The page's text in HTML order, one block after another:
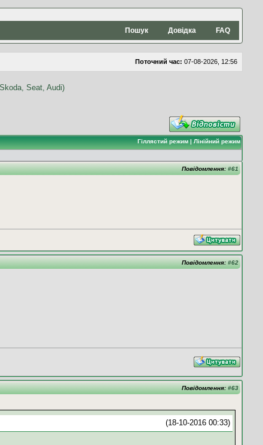
Пошук Довідка FAQ
Поточний час: 07-08-2026, 12:56
Гіллястий режим|Лінійний режим
Повідомлення: #61
Повідомлення: #62
Повідомлення: #63
(18-10-2016 00:33)